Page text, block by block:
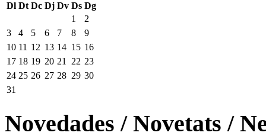
Dl Dt Dc Dj Dv Ds Dg
1
2
3
4 5 6 7 8
9
10 11 12 13 14 15 16
17 18 19 20 21 22 23
24 25 26 27 28 29 30
31
Novedades / Novetats /